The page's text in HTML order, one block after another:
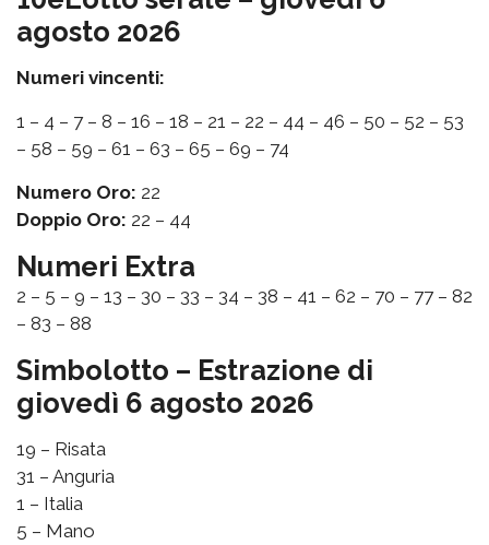
agosto 2026
Numeri vincenti:
1 – 4 – 7 – 8 – 16 – 18 – 21 – 22 – 44 – 46 – 50 – 52 – 53
– 58 – 59 – 61 – 63 – 65 – 69 – 74
Numero Oro: 22
Doppio Oro: 22 – 44
Numeri Extra
2 – 5 – 9 – 13 – 30 – 33 – 34 – 38 – 41 – 62 – 70 – 77 – 82
– 83 – 88
Simbolotto – Estrazione di
giovedì 6 agosto 2026
19 – Risata
31 – Anguria
1 – Italia
5 – Mano